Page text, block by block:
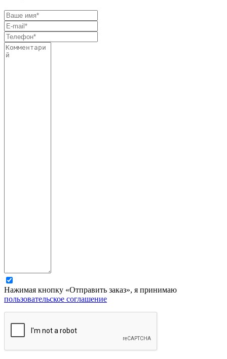
Нажимая кнопку «Отправить заказ», я принимаю
пользовательское соглашение